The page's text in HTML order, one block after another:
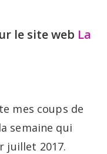
le site web La
mes coups de
semaine qui
juillet 2017.